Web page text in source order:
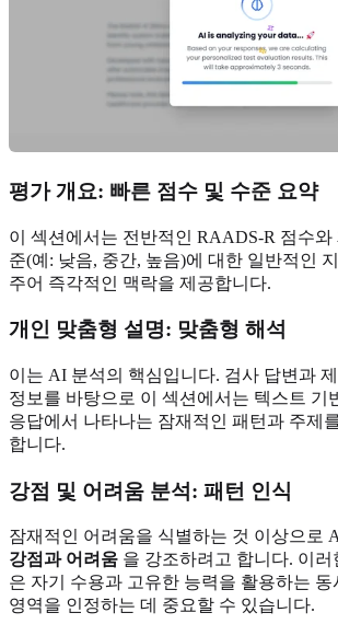
평가 개요: 빠른 점수 및 수준 요약
이 섹션에서는 전반적인 RAADS-R 점수와
준(예: 낮음, 중간, 높음)에 대한 일반적인
주어 즉각적인 맥락을 제공합니다.
개인 맞춤형 설명: 맞춤형 해석
이는 AI 분석의 핵심입니다. 검사 답변과
정보를 바탕으로 이 섹션에서는 텍스트 기
응답에서 나타나는 잠재적인 패턴과 주제
합니다.
강점 및 어려움 분석: 패턴 인식
잠재적인 어려움을 식별하는 것 이상으로
강점과 어려움 을 강조하려고 합니다. 이러
은 자기 수용과 고유한 능력을 활용하는
영역을 인정하는 데 중요할 수 있습니다.